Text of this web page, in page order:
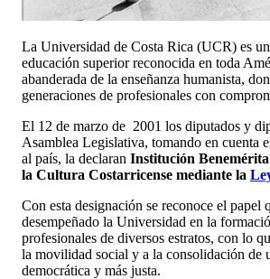
La Universidad de Costa Rica (UCR) es
educación superior reconocida en toda
abanderada de la enseñanza humanista,
generaciones de profesionales con
El 12 de marzo de 2001 los diputados y
Asamblea Legislativa, tomando en cuenta
al país, la declaran Institución
la Cultura Costarricense mediante la
Con esta designación se reconoce el papel
desempeñado la Universidad en la
profesionales de diversos estratos, con lo
la movilidad social y a la consolidación de
democrática y más justa.